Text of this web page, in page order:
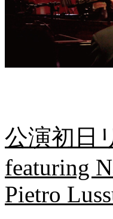
公演初日
featuring
Pietro